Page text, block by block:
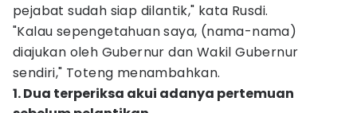
pejabat sudah siap dilantik," kata Rusdi.
"Kalau sepengetahuan saya, (nama-nama)
diajukan oleh Gubernur dan Wakil Gubernur
sendiri," Toteng menambahkan.
1. Dua terperiksa akui adanya pertemuan